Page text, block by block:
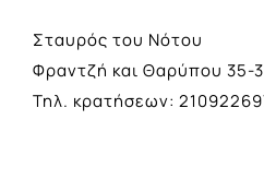
Σταυρός του Νότου
Φραντζή και Θαρύπου 35-
Τηλ. κρατήσεων: